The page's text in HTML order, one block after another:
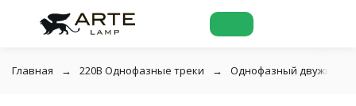
Главная 220В Однофазные треки Однофазный двужильный